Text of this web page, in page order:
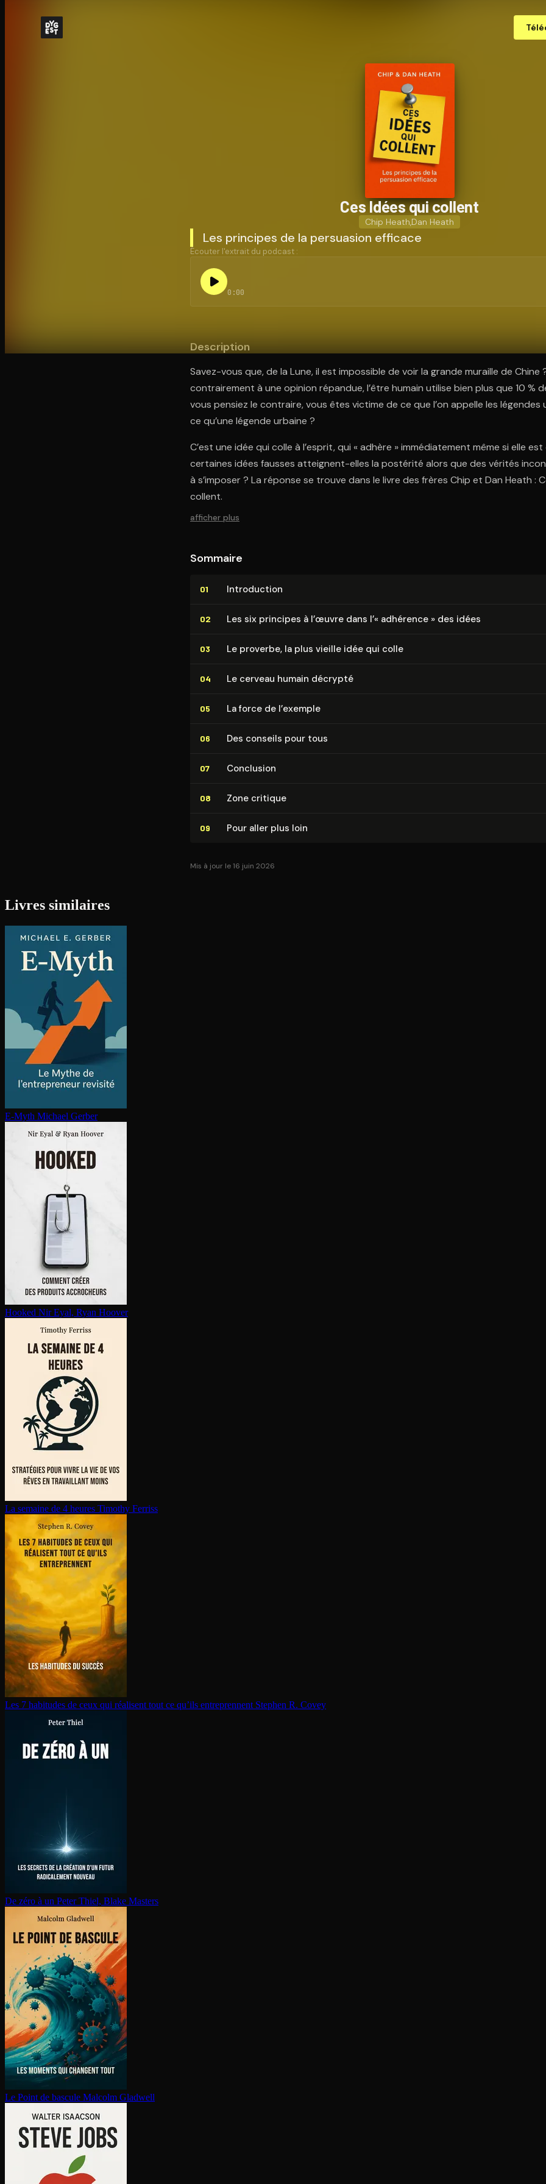
Ces Idées qui collent
Chip Heath Dan Heath
Les principes de la persuasion efficace
Écouter l'extrait du podcast :
0:00
Description
Savez-vous que, de la Lune, il est impossible de voir la grande muraille de Chine
contrairement à une opinion répandue, l’être humain utilise bien plus que 10 %
vous pensiez le contraire, vous êtes victime de ce que l’on appelle les légendes
ce qu’une légende urbaine ?
C’est une idée qui colle à l’esprit, qui « adhère » immédiatement même si elle
certaines idées fausses atteignent-elles la postérité alors que des vérités
à s’imposer ? La réponse se trouve dans le livre des frères Chip et Dan Heath :
collent.
afficher plus
Sommaire
01 In­tro­duc­tion
02 Les six principes à l’œuvre dans l’« adhérence » des idées
03 Le proverbe, la plus vieille idée qui colle
04 Le cerveau humain décrypté
05 La force de l’exemple
06 Des conseils pour tous
07 Conclusion
08 Zone critique
09 Pour aller plus loin
Mis à jour le 16 juin 2026
Livres similaires
E-Myth Michael Gerber
Hooked Nir Eyal, Ryan Hoover
La semaine de 4 heures Timothy Ferriss
Les 7 habitudes de ceux qui réalisent tout ce qu’ils en­tre­prennent Stephen R. Covey
De zéro à un Peter Thiel, Blake Masters
Le Point de bascule Malcolm Gladwell